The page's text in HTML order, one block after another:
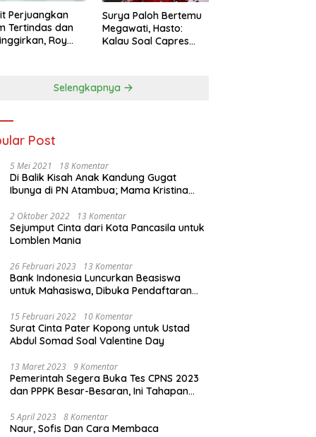
Perjuangkan
Tertindas dan
Roy
Surya Paloh Bertemu
Megawati, Hasto:
Kalau Soal Capres
Selengkapnya
Post
5 Mei 2021 18 Komentar
Di Balik Kisah Anak Kandung Gugat
Ibunya di PN Atambua; Mama Kristina
2 Oktober 2022 13 Komentar
Sejumput Cinta dari Kota Pancasila untuk
Lomblen Mania
26 Februari 2023 13 Komentar
Bank Indonesia Luncurkan Beasiswa
untuk Mahasiswa, Dibuka Pendaftaran
15 Februari 2022 10 Komentar
Surat Cinta Pater Kopong untuk Ustad
Abdul Somad Soal Valentine Day
13 Maret 2023 9 Komentar
Pemerintah Segera Buka Tes CPNS 2023
dan PPPK Besar-Besaran, Ini Tahapan
5 April 2023 8 Komentar
Naur, Sofis Dan Cara Membaca